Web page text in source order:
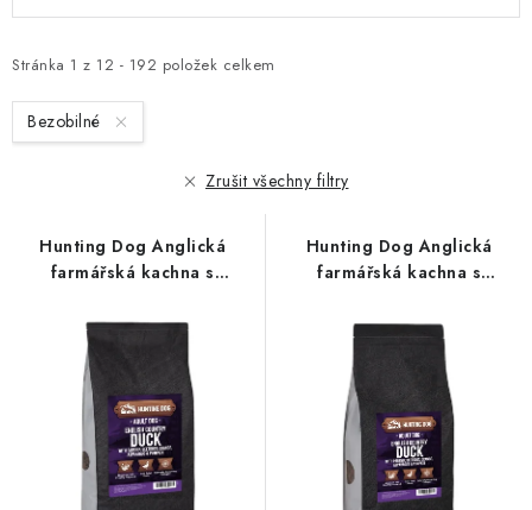
i
s
p
Stránka 1 z 12 - 192 položek celkem
e
n
í Bezobilné
Zrušit všechny filtry
Hunting Dog Anglická
farmářská kachna s
Hunting Dog Anglická
farmářská kachna s